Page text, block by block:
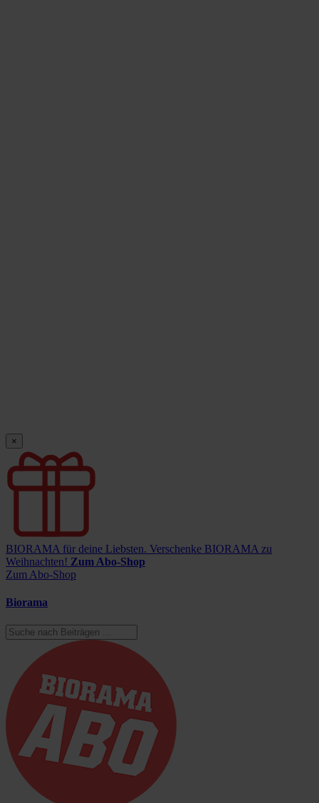
×
BIORAMA für deine Liebsten. Verschenke BIORAMA zu
Weihnachten! Zum Abo-Shop
Zum Abo-Shop
Biorama